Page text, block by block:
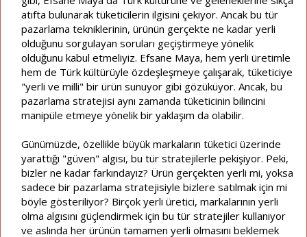
atıfta bulunarak tüketicilerin ilgisini çekiyor. Ancak bu tür
pazarlama tekniklerinin, ürünün gerçekte ne kadar yerli
olduğunu sorgulayan soruları geçiştirmeye yönelik
olduğunu kabul etmeliyiz. Efsane Maya, hem yerli üretimle
hem de Türk kültürüyle özdeşleşmeye çalışarak, tüketiciye
"yerli ve milli" bir ürün sunuyor gibi gözüküyor. Ancak, bu
pazarlama stratejisi aynı zamanda tüketicinin bilincini
manipüle etmeye yönelik bir yaklaşım da olabilir.
Günümüzde, özellikle büyük markaların tüketici üzerinde
yarattığı "güven" algısı, bu tür stratejilerle pekişiyor. Peki,
bizler ne kadar farkındayız? Ürün gerçekten yerli mi, yoksa
sadece bir pazarlama stratejisiyle bizlere satılmak için mi
böyle gösteriliyor? Birçok yerli üretici, markalarının yerli
olma algısını güçlendirmek için bu tür stratejiler kullanıyor
ve aslında her ürünün tamamen yerli olmasını beklemek